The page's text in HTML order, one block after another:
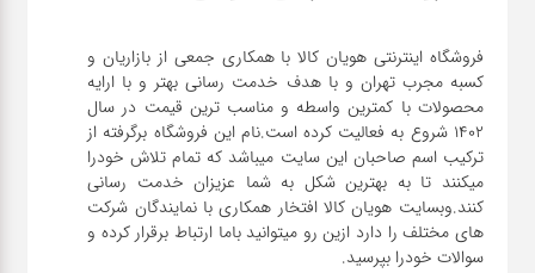
فروشگاه اینترنتی هویان کالا با همکاری جمعی از بازاریان و
کسبه مجرب تهران و با هدف خدمت رسانی بهتر و با ارایه
محصولات با کمترین واسطه و مناسب ترین قیمت در سال
1402 شروع به فعالیت کرده است.نام این فروشگاه برگرفته از
ترکیب اسم صاحبان این سایت میباشد که تمام تلاش خودرا
میکنند تا به بهترین شکل به شما عزیزان خدمت رسانی
کنند.وبسایت هویان کالا افتخار همکاری با نمایندگان شرکت
های مختلف را دارد ازین رو میتوانید باما ارتباط برقرار کرده و
سوالات خودرا بپرسید.